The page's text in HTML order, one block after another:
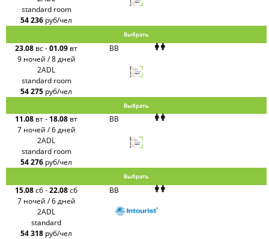
standard room
54 236 руб/чел
Выбрать
23.08 вс-01.09 вт
9 ночей / 8 дней
BB
2ADL
standard room
54 275 руб/чел
Выбрать
11.08 вт- 18.08 вт
7 ночей / 6 дней
BB
2ADL
standard room
54 276 руб/чел
Выбрать
15.08сб-22.08сб
7 ночей / 6 дней
BB
2ADL
standard
54 318 руб/чел